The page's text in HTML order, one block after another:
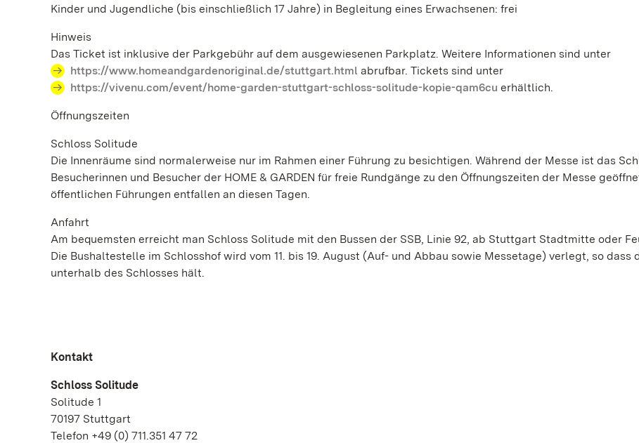
Kinder und Jugendliche (bis einschließlich 17 Jahre) in Begleitung eines Erwachsenen: frei
Hinweis
Das Ticket ist inklusive der Parkgebühr auf dem ausgewiesenen Parkplatz. Weitere Informationen sind unter
https://www.homeandgardenoriginal.de/stuttgart.html abrufbar. Tickets sind unter
https://vivenu.com/event/home-garden-stuttgart-schloss-solitude-kopie-qam6cu erhältlich.
Öffnungszeiten
Schloss Solitude
Die Innenräume sind normalerweise nur im Rahmen einer Führung zu besichtigen. Während der Messe ist das
Besucherinnen und Besucher der HOME & GARDEN für freie Rundgänge zu den Öffnungszeiten der Messe
öffentlichen Führungen entfallen an diesen Tagen.
Anfahrt
Am bequemsten erreicht man Schloss Solitude mit den Bussen der SSB, Linie 92, ab Stuttgart Stadtmitte oder
Die Bushaltestelle im Schlosshof wird vom 11. bis 19. August (Auf- und Abbau sowie Messetage) verlegt, so dass
unterhalb des Schlosses hält.
Kontakt
Schloss Solitude
Solitude 1
70197 Stuttgart
Telefon +49 (0) 711.351 47 72